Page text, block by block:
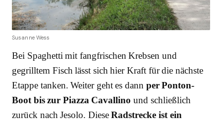
Susanne Wess
Bei Spaghetti mit fangfrischen Krebsen und
gegrilltem Fisch lässt sich hier Kraft für die nächste
Etappe tanken. Weiter geht es dann per Ponton-
Boot bis zur Piazza Cavallino und schließlich
zurück nach Jesolo. DieseRadstrecke ist ein